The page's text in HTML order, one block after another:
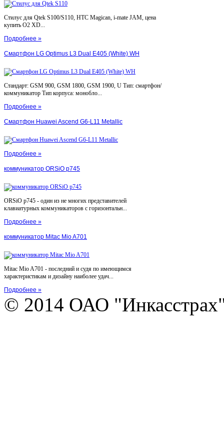
Стилус для Qtek S100/S110, HTC Magican, i-mate JAM, цена
купить O2 XD...
Подробнее »
Смартфон LG Optimus L3 Dual E405 (White) WH
Стандарт: GSM 900, GSM 1800, GSM 1900, U Тип: смартфон/
коммуникатор Тип корпуса: монобло...
Подробнее »
Смартфон Huawei Ascend G6-L11 Metallic
Подробнее »
коммуникатор ORSiO p745
ORSiO p745 - один из не многих представителей
клавиатурных коммуникаторов с горизонтальн...
Подробнее »
коммуникатор Mitac Mio A701
Mitac Mio A701 - последний и судя по имеющимся
характеристикам и дизайну наиболее удач...
Подробнее »
© 2014 ОАО